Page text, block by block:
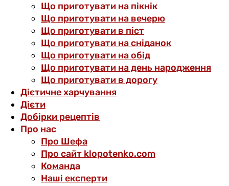
Що приготувати на пікнік
Що приготувати на вечерю
Що приготувати в піст
Що приготувати на сніданок
Що приготувати на обід
Що приготувати на день народження
Що приготувати в дорогу
Дієтичне харчування
Дієти
Добірки рецептів
Про нас
Про Шефа
Про сайт klopotenko.com
Команда
Наші експерти